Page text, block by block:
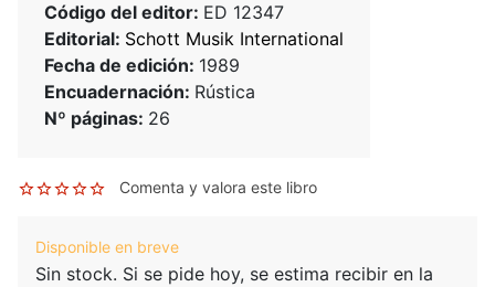
Código del editor: ED 12347
Editorial: Schott Musik International
Fecha de edición: 1989
Encuadernación: Rústica
Nº páginas: 26
Comenta y valora este libro
Disponible en breve
Sin stock. Si se pide hoy, se estima recibir en la